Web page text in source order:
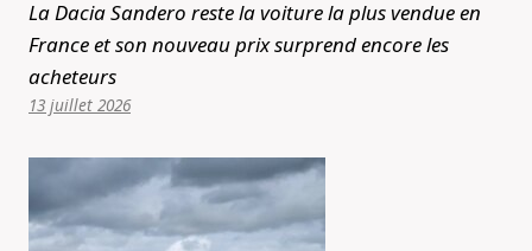
La Dacia Sandero reste la voiture la plus vendue en
France et son nouveau prix surprend encore les
acheteurs
13 juillet 2026